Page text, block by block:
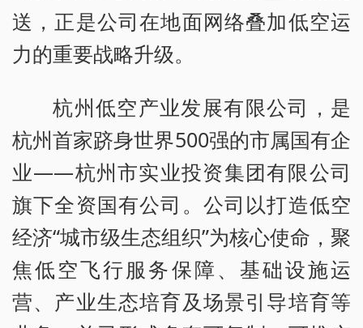
送，正是公司在地面网络叠加低空运
力的重要战略升级。
杭州低空产业发展有限公司，是
杭州首家跻身世界500强的市属国有企
业——杭州市实业投资集团有限公司
旗下全资国有公司。公司以打造低空
经济“城市级生态组织”为核心使命，聚
焦低空飞行服务保障、基础设施运
营、产业生态培育及场景引导培育等